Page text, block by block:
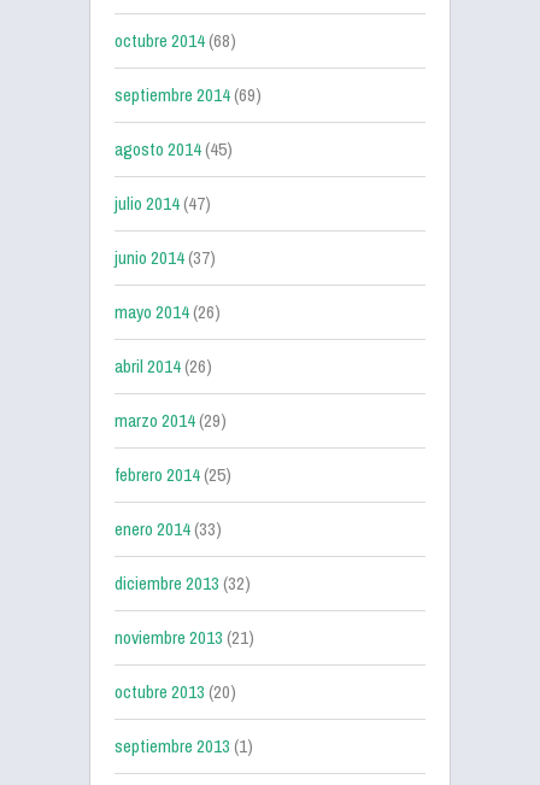
octubre 2014(68)
septiembre 2014(69)
agosto 2014(45)
julio 2014(47)
junio 2014(37)
mayo 2014(26)
abril 2014(26)
marzo 2014(29)
febrero 2014(25)
enero 2014(33)
diciembre 2013(32)
noviembre 2013(21)
octubre 2013(20)
septiembre 2013(1)